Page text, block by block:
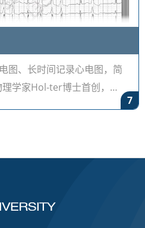
图、长时间记录心电图，简
学家Hol-ter博士首创，
7